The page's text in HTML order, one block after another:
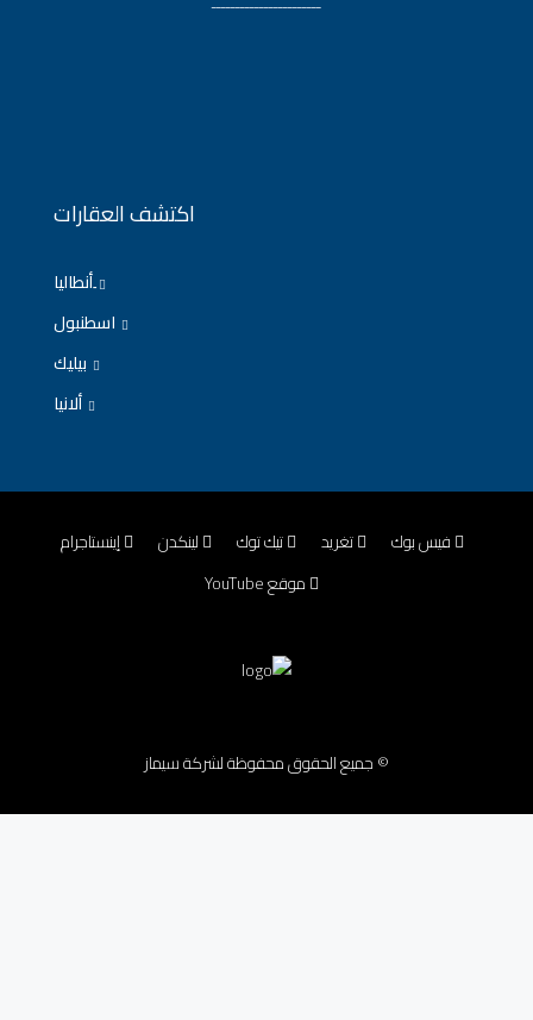
اكتشف العقارات
ِأنطاليا
اسطنبول
بيليك
ألانيا
فيس بوك تغريد تيك توك لينكدن
إينستاجرام
موقع YouTube
© جميع الحقوق محفوظة لشركة سيماز